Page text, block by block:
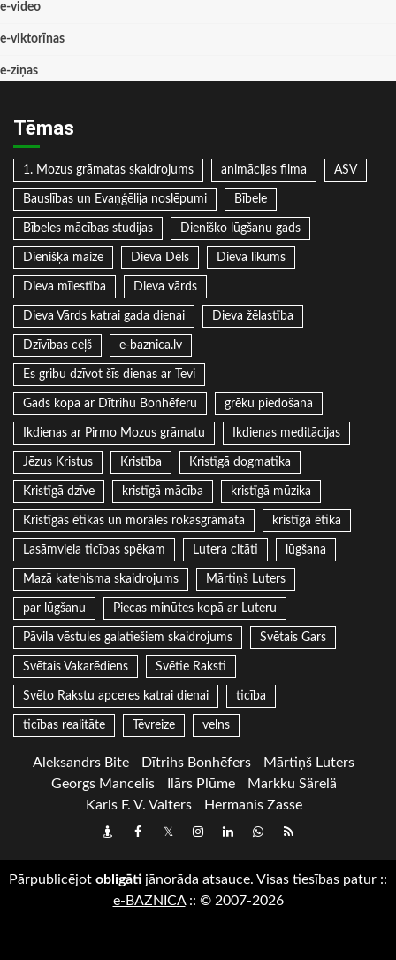
e-video
e-viktorīnas
e-ziņas
Tēmas
1. Mozus grāmatas skaidrojums animācijas filma ASV
Bauslības un Evaņģēlija noslēpumi Bībele
Bībeles mācības studijas Dienišķo lūgšanu gads
Dienišķā maize Dieva Dēls Dieva likums
Dieva mīlestība Dieva vārds
Dieva Vārds katrai gada dienai Dieva žēlastība
Dzīvības ceļš e-baznica.lv
Es gribu dzīvot šīs dienas ar Tevi
Gads kopa ar Dītrihu Bonhēferu grēku piedošana
Ikdienas ar Pirmo Mozus grāmatu Ikdienas meditācijas
Jēzus Kristus Kristība Kristīgā dogmatika
Kristīgā dzīve kristīgā mācība kristīgā mūzika
Kristīgās ētikas un morāles rokasgrāmata kristīgā ētika
Lasāmviela ticības spēkam Lutera citāti lūgšana
Mazā katehisma skaidrojums Mārtiņš Luters
par lūgšanu Piecas minūtes kopā ar Luteru
Pāvila vēstules galatiešiem skaidrojums Svētais Gars
Svētais Vakarēdiens Svētie Raksti
Svēto Rakstu apceres katrai dienai ticība
ticības realitāte Tēvreize velns
Aleksandrs Bite Dītrihs Bonhēfers
Mārtiņš Luters
Georgs Mancelis
Ilārs Plūme
Markku Särelä
Karls F. V. Valters
Hermanis Zasse
DraugiemFacebook
TwitterInstagram
LinkedInwhatsapp
RSS
Pārpublicējot obligāti jānorāda atsauce. Visas tiesības patur ::
e-BAZNICA:: © 2007-2026